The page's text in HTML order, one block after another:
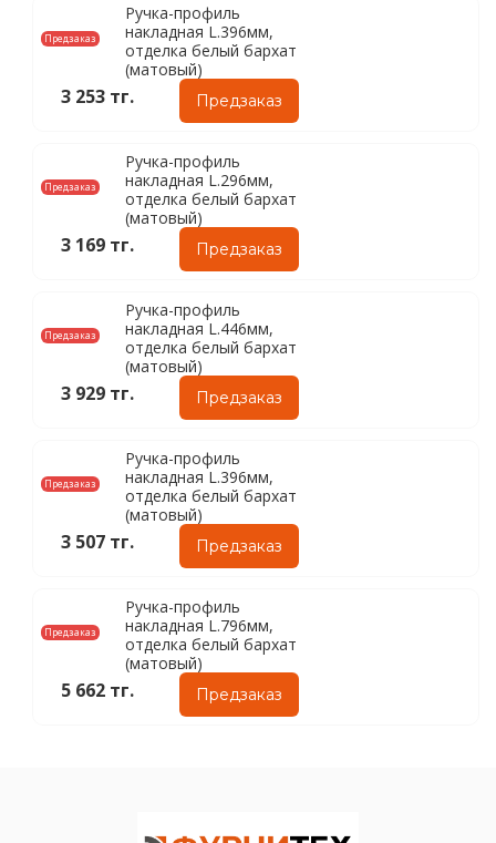
Предзаказ
Ручка-профиль
накладная L.396мм,
отделка белый бархат
(матовый)
3 253 тг. Предзаказ
Предзаказ
Ручка-профиль
накладная L.296мм,
отделка белый бархат
(матовый)
3 169 тг. Предзаказ
Предзаказ
Ручка-профиль
накладная L.446мм,
отделка белый бархат
(матовый)
3 929 тг. Предзаказ
Предзаказ
Ручка-профиль
накладная L.396мм,
отделка белый бархат
(матовый)
3 507 тг. Предзаказ
Предзаказ
Ручка-профиль
накладная L.796мм,
отделка белый бархат
(матовый)
5 662 тг. Предзаказ